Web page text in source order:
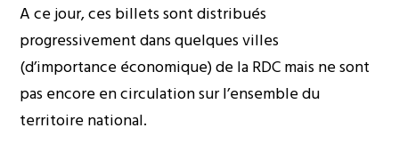
A ce jour, ces billets sont distribués
progressivement dans quelques villes
(d’importance économique) de la RDC mais ne sont
pas encore en circulation sur l’ensemble du
territoire national.